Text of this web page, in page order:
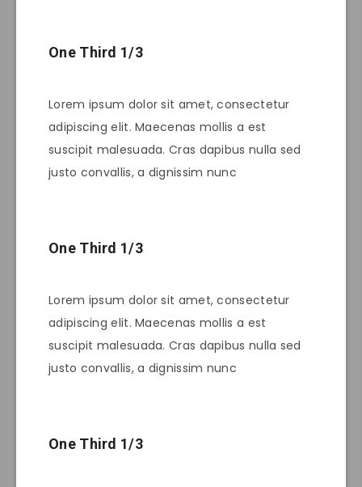
One Third 1/3
Lorem ipsum dolor sit amet, consectetur
adipiscing elit. Maecenas mollis a est
suscipit malesuada. Cras dapibus nulla sed
justo convallis, a dignissim nunc
One Third 1/3
Lorem ipsum dolor sit amet, consectetur
adipiscing elit. Maecenas mollis a est
suscipit malesuada. Cras dapibus nulla sed
justo convallis, a dignissim nunc
One Third 1/3